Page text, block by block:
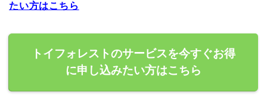
たい方はこちら
トイフォレストのサービスを今すぐお得
に申し込みたい方はこちら